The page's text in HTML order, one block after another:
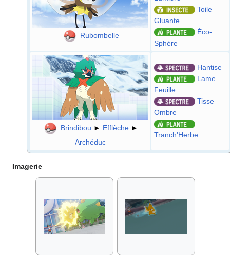
Rubombelle
Toile
Gluante
Éco-
Sphère
Brindibou ► Efflèche ►
Archéduc
Hantise
Lame
Feuille
Tisse
Ombre
Tranch'Herbe
Imagerie